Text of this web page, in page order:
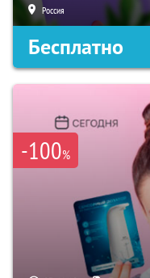
Россия
Бесплатно
-100%